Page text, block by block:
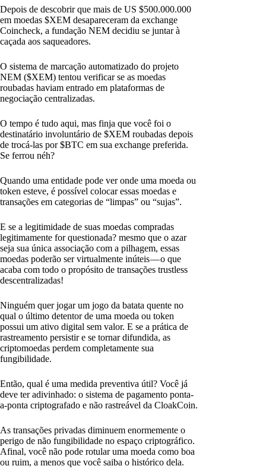
Depois de descobrir que mais de US $500.000.000
em moedas $XEM desapareceram da exchange
Coincheck, a fundação NEM decidiu se juntar à
caçada aos saqueadores.
O sistema de marcação automatizado do projeto
NEM ($XEM) tentou verificar se as moedas
roubadas haviam entrado em plataformas de
negociação centralizadas.
O tempo é tudo aqui, mas finja que você foi o
destinatário involuntário de $XEM roubadas depois
de trocá-las por $BTC em sua exchange preferida.
Se ferrou néh?
Quando uma entidade pode ver onde uma moeda ou
token esteve, é possível colocar essas moedas e
transações em categorias de “limpas” ou “sujas”.
E se a legitimidade de suas moedas compradas
legitimamente for questionada? mesmo que o azar
seja sua única associação com a pilhagem, essas
moedas poderão ser virtualmente inúteis — o que
acaba com todo o propósito de transações trustless
descentralizadas!
Ninguém quer jogar um jogo da batata quente no
qual o último detentor de uma moeda ou token
possui um ativo digital sem valor. E se a prática de
rastreamento persistir e se tornar difundida, as
criptomoedas perdem completamente sua
fungibilidade.
Então, qual é uma medida preventiva útil? Você já
deve ter adivinhado: o sistema de pagamento ponta-
a-ponta criptografado e não rastreável da CloakCoin.
As transações privadas diminuem enormemente o
perigo de não fungibilidade no espaço criptográfico.
Afinal, você não pode rotular uma moeda como boa
ou ruim, a menos que você saiba o histórico dela.